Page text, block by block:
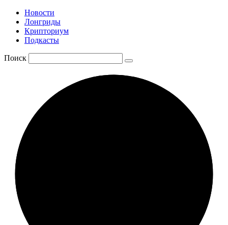
Новости
Лонгриды
Крипториум
Подкасты
Поиск